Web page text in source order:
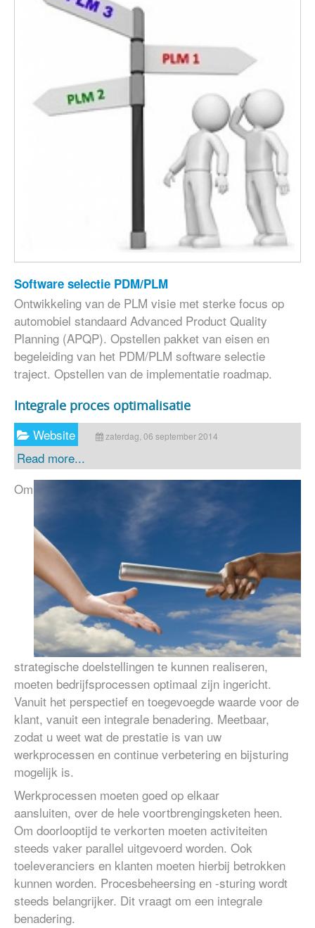
Software selectie PDM/PLM
Ontwikkeling van de PLM visie met sterke focus op
automobiel standaard Advanced Product Quality
Planning (APQP). Opstellen pakket van eisen en
begeleiding van het PDM/PLM software selectie
traject. Opstellen van de implementatie roadmap.
Integrale proces optimalisatie
Website zaterdag, 06 september 2014
Read more...
Om
strategische doelstellingen te kunnen realiseren,
moeten bedrijfsprocessen optimaal zijn ingericht.
Vanuit het perspectief en toegevoegde waarde voor de
klant, vanuit een integrale benadering. Meetbaar,
zodat u weet wat de prestatie is van uw
werkprocessen en continue verbetering en bijsturing
mogelijk is.
Werkprocessen moeten goed op elkaar
aansluiten, over de hele voortbrengingsketen heen.
Om doorlooptijd te verkorten moeten activiteiten
steeds vaker parallel uitgevoerd worden. Ook
toeleveranciers en klanten moeten hierbij betrokken
kunnen worden. Procesbeheersing en -sturing wordt
steeds belangrijker. Dit vraagt om een integrale
benadering.